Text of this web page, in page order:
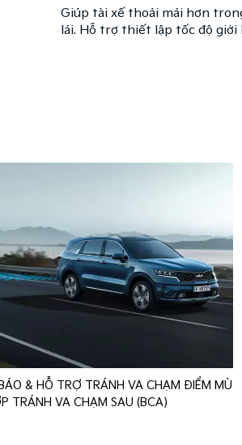
Giúp tài xế thoải mái hơn
lái. Hỗ trợ thiết lập tốc độ
& HỖ TRỢ TRÁNH VA CHẠM ĐIỂM MÙ
TRÁNH VA CHẠM SAU (BCA)